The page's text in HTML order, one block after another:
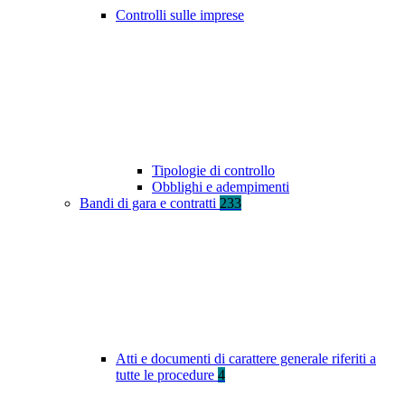
Controlli sulle imprese
Tipologie di controllo
Obblighi e adempimenti
Bandi di gara e contratti 233
Atti e documenti di carattere generale riferiti a
tutte le procedure 4